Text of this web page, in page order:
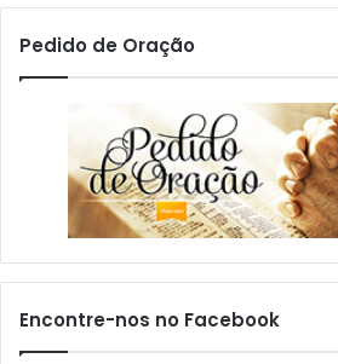
Pedido de Oração
Encontre-nos no Facebook